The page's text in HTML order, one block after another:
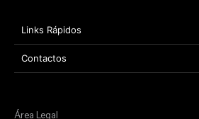
Links Rápidos
Contactos
Área Legal